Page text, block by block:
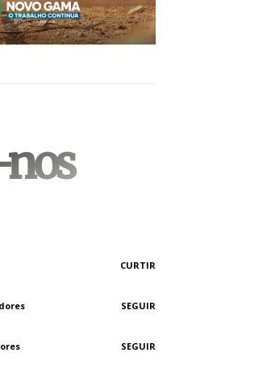
CURTIR
SEGUIR
SEGUIR